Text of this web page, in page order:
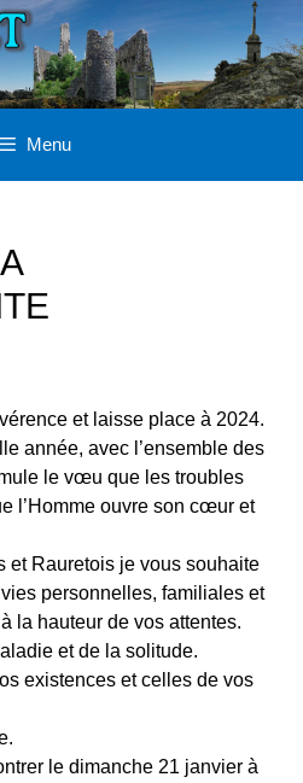
Menu
et laisse place à 2024.
année, avec l’ensemble des
le vœu que les troubles
l’Homme ouvre son cœur et
et Rauretois je vous souhaite
personnelles, familiales et
la hauteur de vos attentes.
et de la solitude.
existences et celles de vos
le dimanche 21 janvier à